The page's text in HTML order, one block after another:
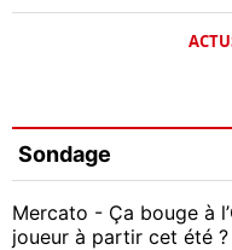
Sondage
Mercato - Ça bouge à
joueur à partir cet été ?